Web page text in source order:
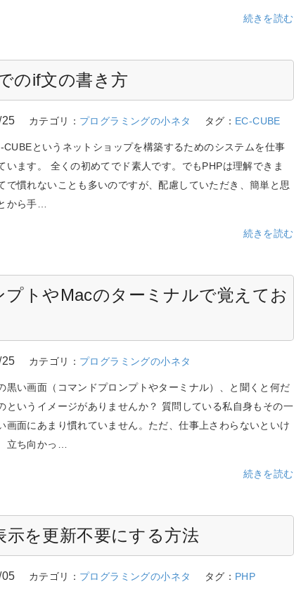
続きを読む
のif文の書き方
カテゴリ： プログラミングの小ネタ タグ： EC-CUBE
CUBEというネットショップを構築するためのシステムを仕事
います。 全くの初めてでド素人です。でもPHPは理解できま
で慣れないことも多いのですが、配慮していただき、簡単と思
から手…
続きを読む
トやMacのターミナルで覚えてお
カテゴリ： プログラミングの小ネタ
黒い画面（コマンドプロンプトやターミナル）、と聞くと何だ
というイメージがありませんか？ 質問している私自身もその一
画面にあまり慣れていません。ただ、仕事上さわらないといけ
立ち向かっ…
続きを読む
示を更新不要にする方法
カテゴリ： プログラミングの小ネタ タグ： PHP